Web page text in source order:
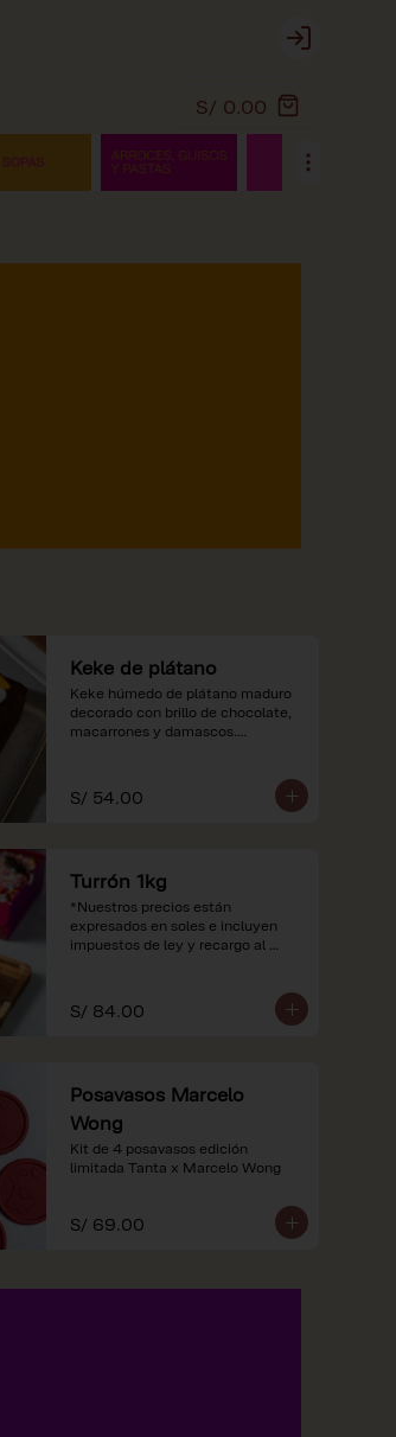
Login
S/ 0.00
Keke de plátano
Keke húmedo de plátano maduro
decorado con brillo de chocolate,
macarrones y damascos.
expresados en soles e incluyen
impuestos de ley y recargo al
S/ 54.00
Turrón 1kg
*Nuestros precios están
expresados en soles e incluyen
impuestos de ley y recargo al
S/ 84.00
Posavasos Marcelo
Wong
Kit de 4 posavasos edición
limitada Tanta x Marcelo Wong
S/ 69.00